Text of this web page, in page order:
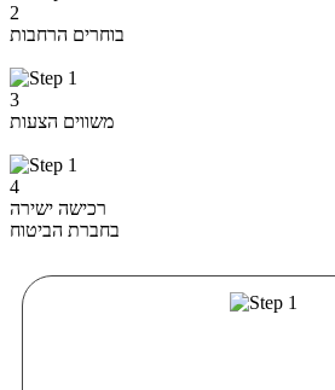
2
בוחרים הרחבות
3
משווים הצעות
4
רכישה ישירה
בחברת הביטוח